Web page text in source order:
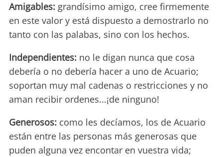
Amigables: grandísimo amigo, cree firmemente
en este valor y está dispuesto a demostrarlo no
tanto con las palabas, sino con los hechos.
Independientes: no le digan nunca que cosa
debería o no debería hacer a uno de Acuario;
soportan muy mal cadenas o restricciones y no
aman recibir ordenes...¡de ninguno!
Generosos: como les decíamos, los de Acuario
están entre las personas más generosas que
puden alguna vez encontar en vuestra vida;